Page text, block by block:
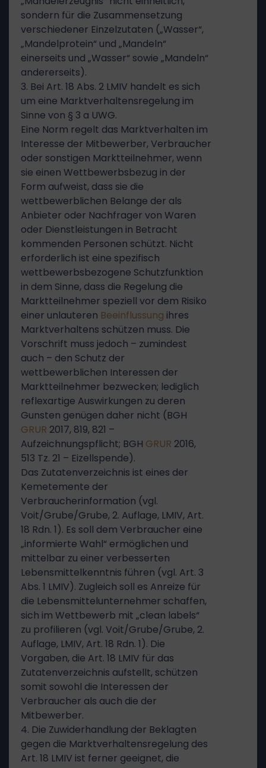
sondern für die Zusammensetzung
verschiedener Einzelzutaten („Wasser“,
„Mandelprotein“ und „Mandeln“
einerseits und „Wasser“ sowie „Mandeln“
andererseits).
3. Bei Art. 18 Abs. 2 LMIV handelt es sich
um eine Marktverhaltensregelung im
Sinne von § 3 a UWG.
Eine Norm regelt das Marktverhalten im
Interesse der Mitbewerber, Verbraucher
oder sonstigen Marktteilnehmer, wenn
sie einen Wettbewerbsbezug in der
Form aufweist, dass sie die
wettbewerblichen Belange der als
Anbieter oder Nachfrager von Waren
oder Dienstleistungen in Betracht
kommenden Personen schützt. Nicht
erforderlich ist eine spezifisch
wettbewerbsbezogene Schutzfunktion
in dem Sinne, dass die Regelung die
Marktteilnehmer speziell vor dem Risiko
einer unlauteren Beeinflussung ihres
Marktverhaltens schützen muss. Die
Vorschrift muss jedoch – zumindest
auch – den Schutz der
wettbewerblichen Interessen der
Marktteilnehmer bezwecken; lediglich
reflexartige Auswirkungen zu deren
Gunsten genügen daher nicht (BGH
GRUR 2017, 819, 821 –
Aufzeichnungspflicht; BGH GRUR 2016,
513 Tz. 21 – Eizellspende).
Das Zutatenverzeichnis ist eines der
Kemetemente der
Verbraucherinformation (vgl.
Voit/Grube/Grube, 2. Auflage, LMIV, Art.
18 Rdn. 1). Es soll dem Verbraucher eine
„informierte Wahl“ ermöglichen und
mittelbar zu einer verbesserten
Lebensmittelkenntnis führen (vgl. Art. 3
Abs. 1 LMIV). Zugleich soll es Anreize für
die Lebensmittelunternehmer schaffen,
sich im Wettbewerb mit „clean labels“
zu profilieren (vgl. Voit/Grube/Grube, 2.
Auflage, LMIV, Art. 18 Rdn. 1). Die
Vorgaben, die Art. 18 LMIV für das
Zutatenverzeichnis aufstellt, schützen
somit sowohl die Interessen der
Verbraucher als auch die der
Mitbewerber.
4. Die Zuwiderhandlung der Beklagten
gegen die Marktverhaltensregelung des
Art. 18 LMIV ist ferner geeignet, die